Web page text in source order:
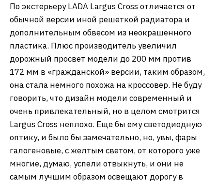
По экстерьеру LADA Largus Cross отличается от
обычной версии иной решеткой радиатора и
дополнительным обвесом из неокрашенного
пластика. Плюс производитель увеличил
дорожный просвет модели до 200 мм против
172 мм в «гражданской» версии, таким образом,
она стала немного похожа на кроссовер. Не буду
говорить, что дизайн модели современный и
очень привлекательный, но в целом смотрится
Largus Cross неплохо. Еще бы ему светодиодную
оптику, и было бы замечательно, но, увы, фары
галогеновые, с желтым светом, от которого уже
многие, думаю, успели отвыкнуть, и они не
самым лучшим образом освещают дорогу в